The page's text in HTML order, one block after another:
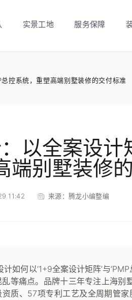
实景工地 服务保障
控系统，重塑高端别墅装修的交付标准
以全案设计
端别墅装修
11:42 来源： 腾龙小编整编
如何以‘1+9全案设计矩阵’与‘PMP
等痛点。品牌十三年专注上海别
质、57项专利工艺及全周期管